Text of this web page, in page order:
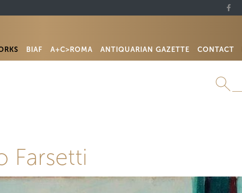
BIAF A+C>ROMA ANTIQUARIAN GAZETTE CONTACT
Farsetti